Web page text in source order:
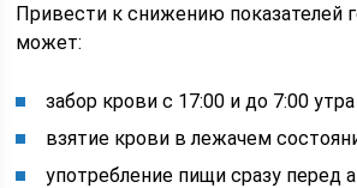
Привести к снижению показателей
может:
забор крови с 17:00 и до 7:00 утра
взятие крови в лежачем
употребление пищи сразу перед